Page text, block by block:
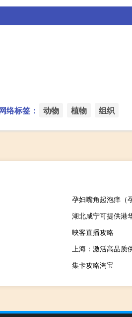
络标签： 动物 植物 组织
孕妇嘴角起泡痒（
湖北咸宁可提供港
映客直播攻略
上海：激活高品质
集卡攻略淘宝